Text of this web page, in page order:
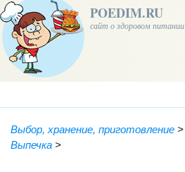
POEDIM.RU
сайт о здоровом питании
Выбор, хранение, приготовление >
Выпечка >